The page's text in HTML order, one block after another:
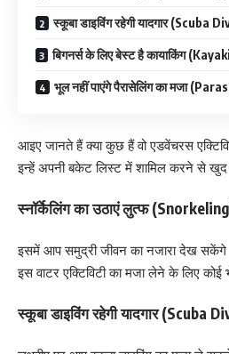
स्कूबा डाइविंग रहेगी यादगार (Scuba
बिगनर्स के लिए बेस्ट है कायाकिंग
भूल नहीं पाएंगे पैरासेलिंग का मजा
आइए जानते हैं क्या कुछ हैं वो एडवेंचरस
इन्हें अपनी बकेट लिस्ट में शामिल करने से खुद
स्नॉर्केलिंग का उठाएं लुत्फ
इसमें आप समुद्री जीवन का नजारा देख
इस वाटर एक्टिविटी का मजा लेने के लिए
स्कूबा डाइविंग रहेगी यादगार (Scuba